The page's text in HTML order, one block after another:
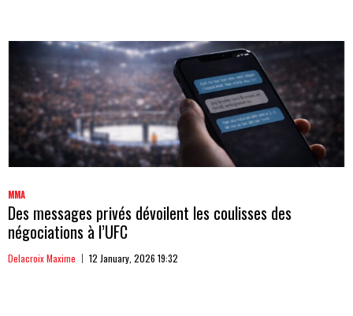
MMA
Des messages privés dévoilent les coulisses des
négociations à l’UFC
Delacroix Maxime 12 January, 2026 19:32